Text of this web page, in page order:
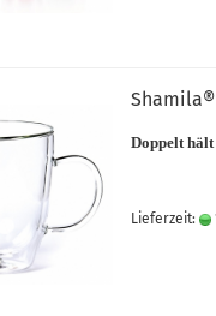
Doppelt hält
Lieferzeit: